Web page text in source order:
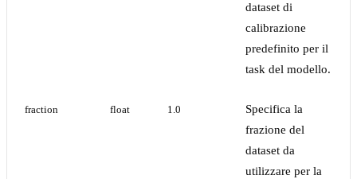
dataset di
calibrazione
predefinito per il
task del modello.
fraction float 1.0
Specifica la
frazione del
dataset da
utilizzare per la